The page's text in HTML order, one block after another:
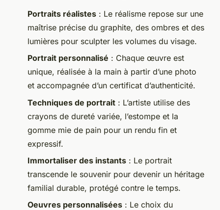
Portraits réalistes : Le réalisme repose sur une
maîtrise précise du graphite, des ombres et des
lumières pour sculpter les volumes du visage.
Portrait personnalisé : Chaque œuvre est
unique, réalisée à la main à partir d’une photo
et accompagnée d’un certificat d’authenticité.
Techniques de portrait : L’artiste utilise des
crayons de dureté variée, l’estompe et la
gomme mie de pain pour un rendu fin et
expressif.
Immortaliser des instants : Le portrait
transcende le souvenir pour devenir un héritage
familial durable, protégé contre le temps.
Oeuvres personnalisées : Le choix du